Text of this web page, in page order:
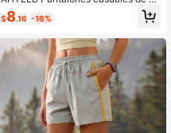
rano para mujer de 3/4 de largo, se
da de hielo de secado rápido y tran
con cordón deportivo
$8.16 -16%